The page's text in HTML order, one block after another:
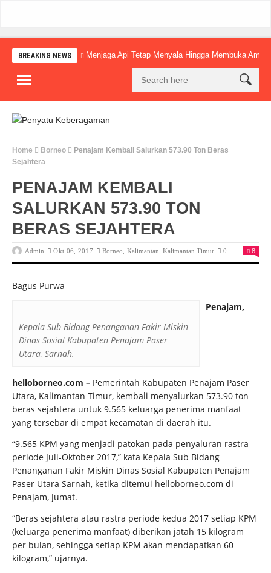
BREAKING NEWS Menjaga Api Tetap Menyala Hingga Membuka
Home Borneo
Penajam Kembali Salurkan 573.90 Ton Beras
Sejahtera
PENAJAM KEMBALI
SALURKAN 573.90 TON
BERAS SEJAHTERA
Admin Okt 06, 2017 Borneo Kalimantan ,Kalimantan Timur 0 8
Bagus Purwa
Kepala Sub Bidang Penanganan Fakir Miskin
Dinas Sosial Kabupaten Penajam Paser
Utara, Sarnah.
Penajam,
helloborneo.com – Pemerintah Kabupaten Penajam Paser
Utara, Kalimantan Timur, kembali menyalurkan 573.90 ton
beras sejahtera untuk 9.565 keluarga penerima manfaat
yang tersebar di empat kecamatan di daerah itu.
“9.565 KPM yang menjadi patokan pada penyaluran rastra
periode Juli-Oktober 2017,” kata Kepala Sub Bidang
Penanganan Fakir Miskin Dinas Sosial Kabupaten Penajam
Paser Utara Sarnah, ketika ditemui helloborneo.com di
Penajam, Jumat.
“Beras sejahtera atau rastra periode kedua 2017 setiap KPM
(keluarga penerima manfaat) diberikan jatah 15 kilogram
per bulan, sehingga setiap KPM akan mendapatkan 60
kilogram,” ujarnya.